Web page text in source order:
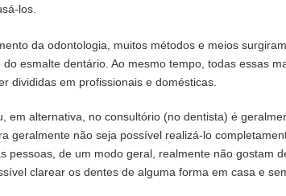
los.
da odontologia, muitos métodos e meios
esmalte dentário. Ao mesmo tempo, todas essas
divididas em profissionais e domésticas.
em alternativa, no consultório (no dentista) é
geralmente não seja possível realizá-lo
pessoas, de um modo geral, realmente não gostam
clarear os dentes de alguma forma em casa e